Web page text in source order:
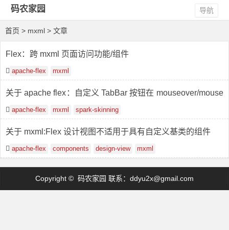
码农家园 导航
首页 > mxml > 文章
Flex：跨 mxml 页面访问功能/组件
apache-flex mxml
关于 apache flex：自定义 TabBar 按钮在 mouseover/mouse
out 上闪烁
apache-flex mxml spark-skinning
关于 mxml:Flex 设计视图不适用于具有自定义基类的组件
apache-flex components design-view mxml
Copyright © 码农家园 联系： ddyu2x@gmail.com